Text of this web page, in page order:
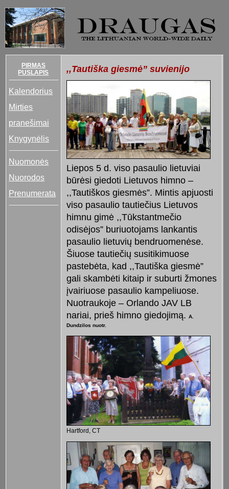
PIRMAS
PUSLAPIS
Kalendorius
Mirties
pranešimai
Knygynėlis
Nuomonės
Nuorodos
Prenumerata
,,Tautiška giesmė” suvienijo
Liepos 5 d. viso pasaulio lietuviai
būrėsi giedoti Lietuvos himno –
,,Tautiškos giesmės”. Mintis apjuosti
viso pasaulio tautiečius Lietuvos
himnu gimė ,,Tūkstantmečio
odisėjos” buriuotojams lankantis
pasaulio lietuvių bendruomenėse.
Šiuose tautiečių susitikimuose
pastebėta, kad ,,Tautiška giesmė”
gali skambėti kitaip ir suburti žmones
įvairiuose pasaulio kampeliuose.
Nuotraukoje – Orlando JAV LB
nariai, prieš himno giedojimą. A.
Dundzilos nuotr.
Hartford, CT